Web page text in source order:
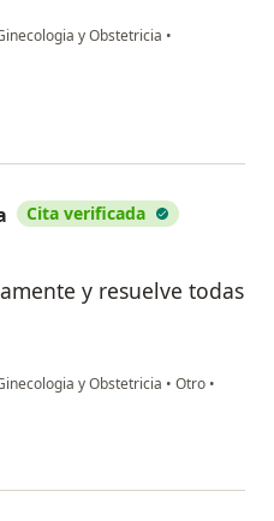
y Obstetricia •
Cita verificada
y resuelve todas
y Obstetricia • Otro •
mena